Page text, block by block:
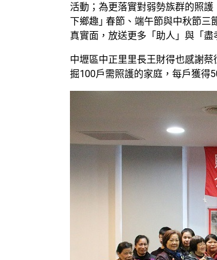
活動；為更落實對弱勢族群的照
下鄉趣｣ 春節、端午節與中秋節三
真實面，放送更多「助人」與「盡
中壢區中正里里長王財得也感謝
掘100戶需照護的家庭，每戶獲得